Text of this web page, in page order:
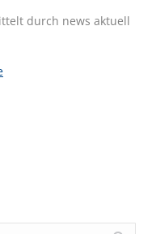
durch news aktuell